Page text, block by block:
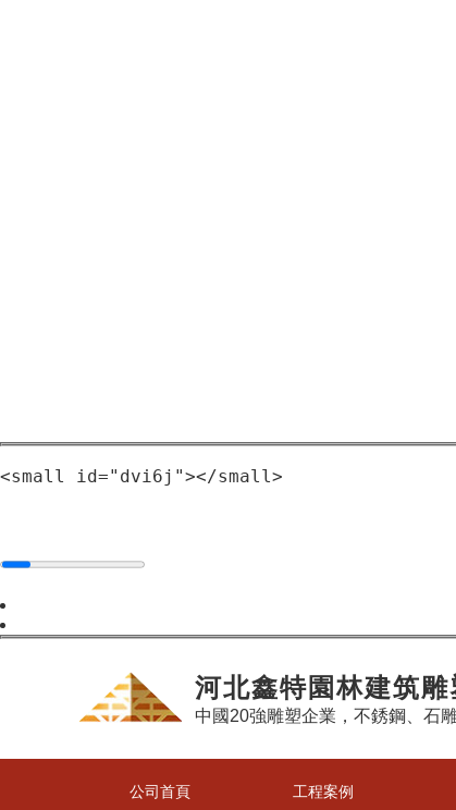
<small id="dvi6j"></small>
河北鑫特園林建筑雕
中國20強雕塑企業，不銹鋼、石
公司首頁 工程案例